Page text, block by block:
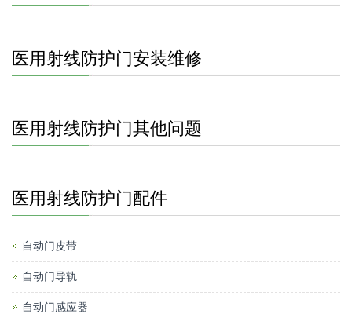
医用射线防护门安装维修
医用射线防护门其他问题
医用射线防护门配件
自动门皮带
自动门导轨
自动门感应器